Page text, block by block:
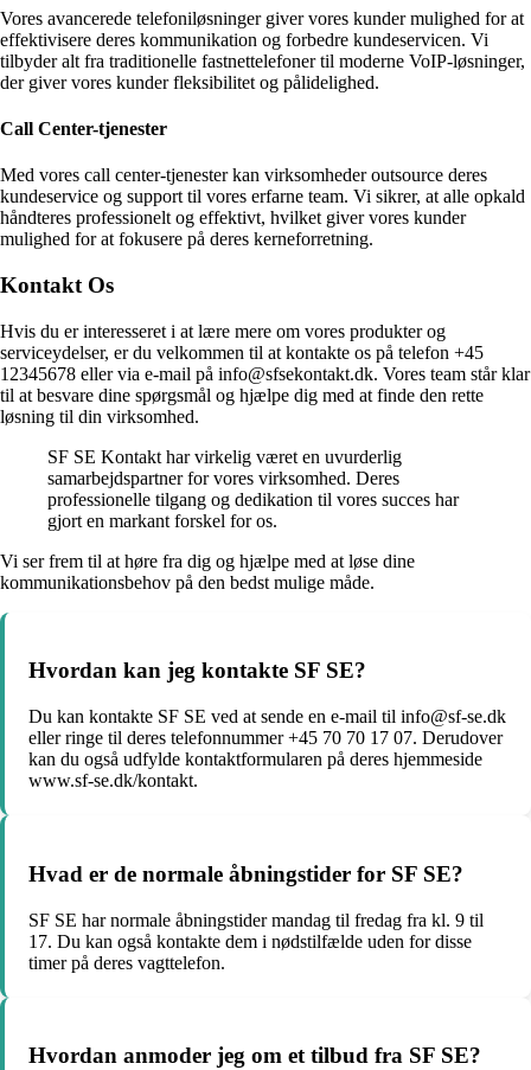
Vores avancerede telefoniløsninger giver vores kunder mulighed for at
effektivisere deres kommunikation og forbedre kundeservicen. Vi
tilbyder alt fra traditionelle fastnettelefoner til moderne VoIP-løsninger,
der giver vores kunder fleksibilitet og pålidelighed.
Call Center-tjenester
Med vores call center-tjenester kan virksomheder outsource deres
kundeservice og support til vores erfarne team. Vi sikrer, at alle opkald
håndteres professionelt og effektivt, hvilket giver vores kunder
mulighed for at fokusere på deres kerneforretning.
Kontakt Os
Hvis du er interesseret i at lære mere om vores produkter og
serviceydelser, er du velkommen til at kontakte os på telefon +45
12345678 eller via e-mail på info@sfsekontakt.dk. Vores team står klar
til at besvare dine spørgsmål og hjælpe dig med at finde den rette
løsning til din virksomhed.
SF SE Kontakt har virkelig været en uvurderlig
samarbejdspartner for vores virksomhed. Deres
professionelle tilgang og dedikation til vores succes har
gjort en markant forskel for os.
Vi ser frem til at høre fra dig og hjælpe med at løse dine
kommunikationsbehov på den bedst mulige måde.
Hvordan kan jeg kontakte SF SE?
Du kan kontakte SF SE ved at sende en e-mail til info@sf-se.dk
eller ringe til deres telefonnummer +45 70 70 17 07. Derudover
kan du også udfylde kontaktformularen på deres hjemmeside
www.sf-se.dk/kontakt.
Hvad er de normale åbningstider for SF SE?
SF SE har normale åbningstider mandag til fredag fra kl. 9 til
17. Du kan også kontakte dem i nødstilfælde uden for disse
timer på deres vagttelefon.
Hvordan anmoder jeg om et tilbud fra SF SE?